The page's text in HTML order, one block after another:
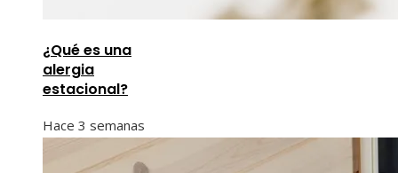
¿Qué es una
alergia
estacional?
Hace 3 semanas